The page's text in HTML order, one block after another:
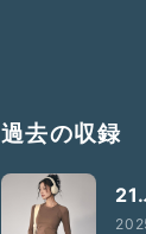
過去の収録